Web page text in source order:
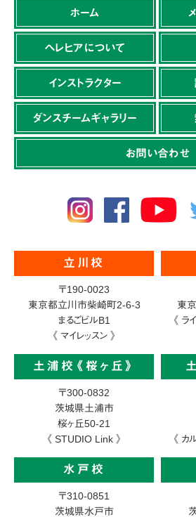
ホーム
ヘレヒアについて
インストラクター
ダンスチームギャラリー
お問い合わせ
立川校
〒190-0023
東京都立川市柴崎町2-6-3
まるごビルB1
《 マイレッスン 》
東
《 ラ
土浦校《桜ヶ丘》
〒300-0832
茨城県土浦市
桜ヶ丘50-21
《 STUDIO Link 》
《 カ
水戸校
〒310-0851
茨城県水戸市